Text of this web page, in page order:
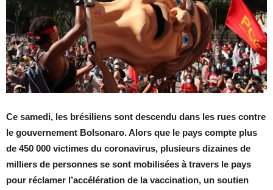
Ce samedi, les brésiliens sont descendu dans les rues contre
le gouvernement Bolsonaro. Alors que le pays compte plus
de 450 000 victimes du coronavirus, plusieurs dizaines de
milliers de personnes se sont mobilisées à travers le pays
pour réclamer l’accélération de la vaccination, un soutien